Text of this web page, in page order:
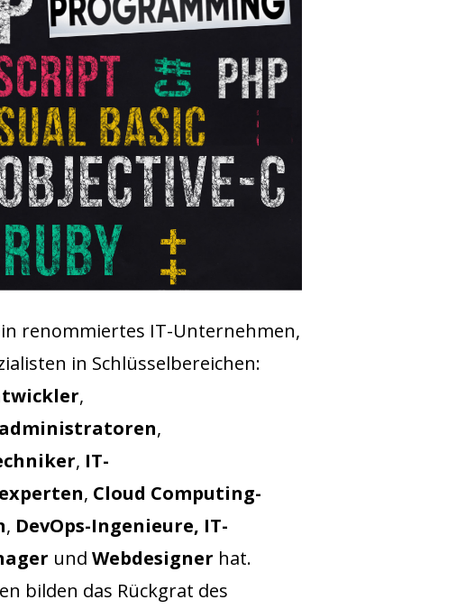
renommiertes IT-Unternehmen,
in Schlüsselbereichen:
,
,
, IT-
, Cloud Computing-
, DevOps-Ingenieure, IT-
undWebdesigner hat.
bilden das Rückgrat des